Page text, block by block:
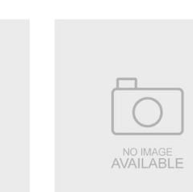
thiên dầu, da có nhiều
bền màu, lâu trôi trong thời